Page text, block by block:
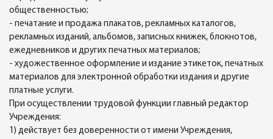
общественностью;
- печатание и продажа плакатов, рекламных каталогов,
рекламных изданий, альбомов, записных книжек, блокнотов,
ежедневников и других печатных материалов;
- художественное оформление и издание этикеток, печатных
материалов для электронной обработки издания и другие
платные услуги.
При осуществлении трудовой функции главный редактор
Учреждения:
1) действует без доверенности от имени Учреждения,